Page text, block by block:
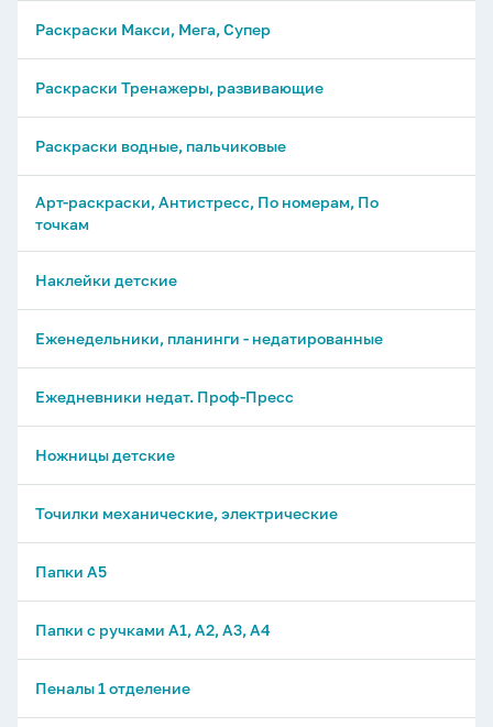
Раскраски Макси, Мега, Супер
Раскраски Тренажеры, развивающие
Раскраски водные, пальчиковые
Арт-раскраски, Антистресс, По номерам, По
точкам
Наклейки детские
Еженедельники, планинги - недатированные
Ежедневники недат. Проф-Пресс
Ножницы детские
Точилки механические, электрические
Папки А5
Папки с ручками А1, А2, А3, А4
Пеналы 1 отделение